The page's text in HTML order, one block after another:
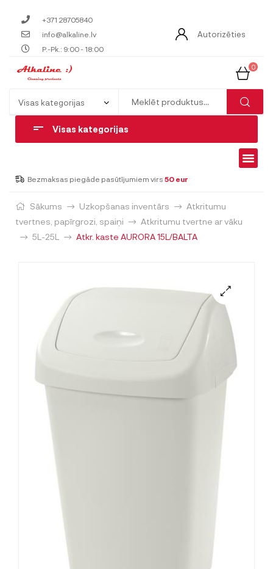
+371 28705840
info@alkaline.lv
P.-Pk.: 9:00 - 18:00
Autorizēties
0
Visas kategorijas
Bezmaksas piegāde pasūtījumiem virs 50 eur
Sākums Uzkopšanas inventārs
Atkritumu
tvertnes, papīrgrozi, spaiņi
Atkritumu tvertne ar vāku
5L-25L
Atkr. kaste AURORA 15L/BALTA